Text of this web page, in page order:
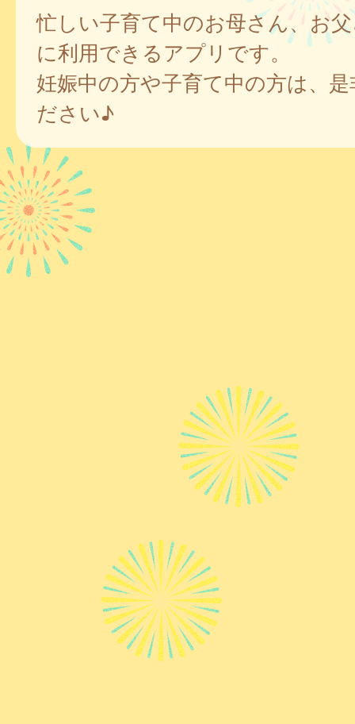
忙しい子育て中のお母さん、お
に利用できるアプリです。
妊娠中の方や子育て中の方は、
ださい♪